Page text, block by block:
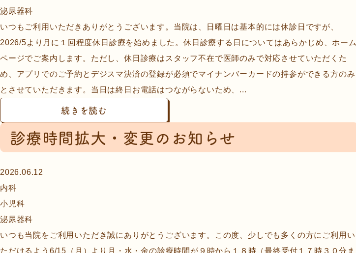
泌尿器科
いつもご利用いただきありがとうございます。当院は、日曜日は基本的には休診日ですが、
2026/5より月に１回程度休日診療を始めました。休日診療する日についてはあらかじめ、ホーム
ページでご案内します。ただし、休日診療はスタッフ不在で医師のみで対応させていただくた
め、アプリでのご予約とデジスマ決済の登録が必須でマイナンバーカードの持参ができる方のみ
とさせていただきます。当日は終日お電話はつながらないため、...
続きを読む
診療時間拡大・変更のお知らせ
2026.06.12
内科
小児科
泌尿器科
いつも当院をご利用いただき誠にありがとうございます。この度、少しでも多くの方にご利用い
ただけるよう6/15（月）より月・水・金の診療時間が９時から１８時（最終受付１７時３０分ま